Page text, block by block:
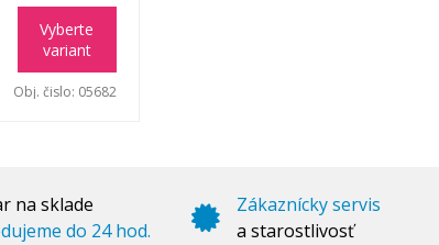
Vyberte
variant
Obj. čislo: 05682
na sklade
do 24 hod.
Zákaznícky servis
a starostlivosť